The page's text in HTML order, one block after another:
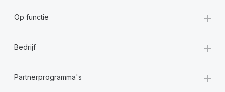
Op functie +
Bedrijf +
Partnerprogramma's +